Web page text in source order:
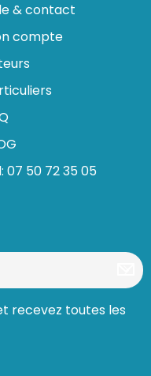
& contact
compte
07 50 72 35 05
recevez toutes les